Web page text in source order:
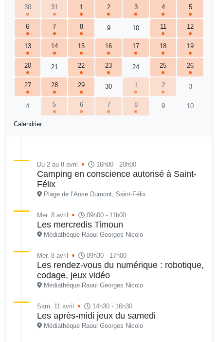
Calendrier
30 31 1 2 3 4 5
6 7 8 9 10 11 12
13 14 15 16 17 18 19
20 21 22 23 24 25 26
27 28 29 30 1 2 3
4 5 6 7 8 9 10
Du 2 au 8 avril 16h00 - 20h00
Camping en conscience autorisé à Saint-
Félix
Plage de l’Anse Dumont, Saint-Félix
Mer. 8 avril 09h00 - 11h00
Les mercredis Timoun
Médiathèque Raoul Georges Nicolo
Mer. 8 avril 09h30 - 17h00
Les rendez-vous du numérique : robotique,
codage, jeux vidéo
Médiathèque Raoul Georges Nicolo
Sam. 11 avril 14h30 - 16h30
Les après-midi jeux du samedi
Médiathèque Raoul Georges Nicolo